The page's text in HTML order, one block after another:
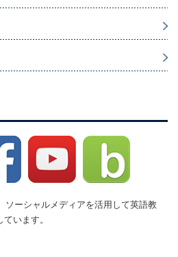
ソーシャルメディアを活用して英語教
います。